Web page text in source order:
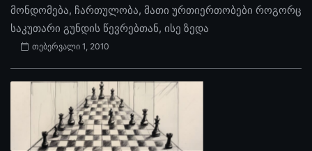
მონდომება, ჩართულობა, მათი ურთიერთობები როგორც
საკუთარი გუნდის წევრებთან, ისე ზედა
თებერვალი 1, 2010